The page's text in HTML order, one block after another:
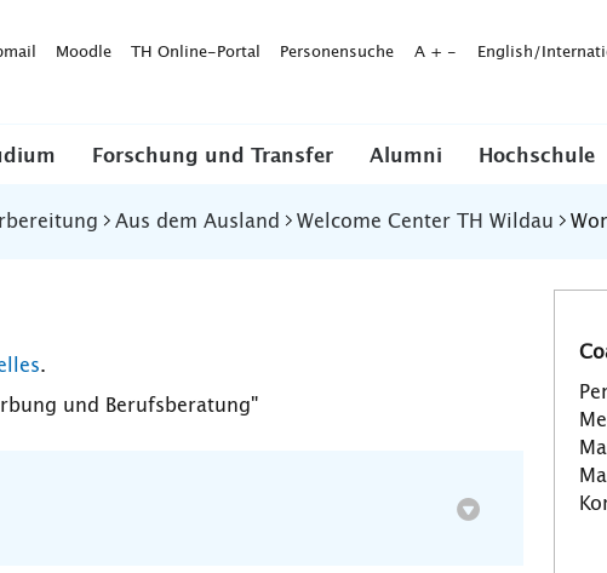
Moodle TH Online-Portal Personensuche A + - English/
Forschung und Transfer Alumni Hochschule
Aus dem Ausland Welcome Center TH Wildau
.
und Berufsberatung"